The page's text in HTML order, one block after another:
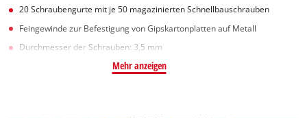
20 Schraubengurte mit je 50 magazinierten Schnellbauschrauben
Feingewinde zur Befestigung von Gipskartonplatten auf Metall
Durchmesser der Schrauben: 3,5 mm
Mehr anzeigen